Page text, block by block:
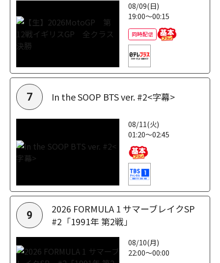
08/09(日)
19:00～00:15
同時配信
7 In the SOOP BTS ver. #2<字幕>
08/11(火)
01:20～02:45
9
2026 FORMULA 1 サマーブレイクSP
#2「1991年 第2戦」
08/10(月)
22:00～00:00